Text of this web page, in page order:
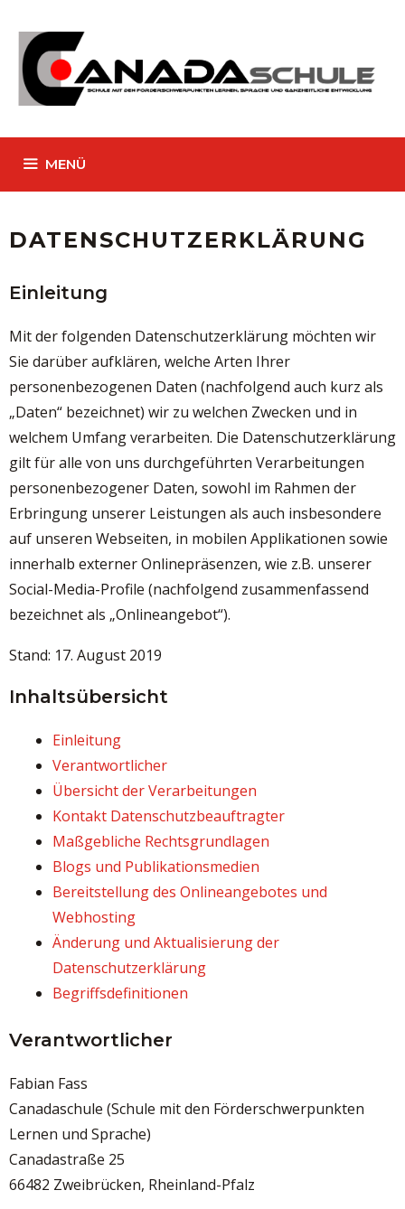
Inhalt
springen
MENÜ
DATENSCHUTZERKLÄRUNG
Einleitung
Mit der folgenden Datenschutzerklärung möchten wir
Sie darüber aufklären, welche Arten Ihrer
personenbezogenen Daten (nachfolgend auch kurz als
„Daten“ bezeichnet) wir zu welchen Zwecken und in
welchem Umfang verarbeiten. Die Datenschutzerklärung
gilt für alle von uns durchgeführten Verarbeitungen
personenbezogener Daten, sowohl im Rahmen der
Erbringung unserer Leistungen als auch insbesondere
auf unseren Webseiten, in mobilen Applikationen sowie
innerhalb externer Onlinepräsenzen, wie z.B. unserer
Social-Media-Profile (nachfolgend zusammenfassend
bezeichnet als „Onlineangebot“).
Stand: 17. August 2019
Inhaltsübersicht
Einleitung
Verantwortlicher
Übersicht der Verarbeitungen
Kontakt Datenschutzbeauftragter
Maßgebliche Rechtsgrundlagen
Blogs und Publikationsmedien
Bereitstellung des Onlineangebotes und
Webhosting
Änderung und Aktualisierung der
Datenschutzerklärung
Begriffsdefinitionen
Verantwortlicher
Fabian Fass
Canadaschule (Schule mit den Förderschwerpunkten
Lernen und Sprache)
Canadastraße 25
66482 Zweibrücken, Rheinland-Pfalz